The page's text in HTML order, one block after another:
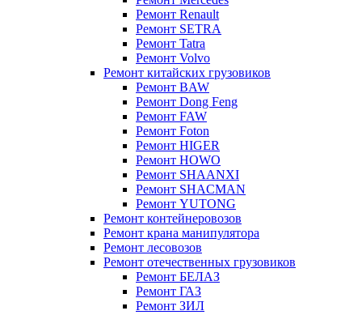
Ремонт Renault
Ремонт SETRA
Ремонт Tatra
Ремонт Volvo
Ремонт китайских грузовиков
Ремонт BAW
Ремонт Dong Feng
Ремонт FAW
Ремонт Foton
Ремонт HIGER
Ремонт HOWO
Ремонт SHAANXI
Ремонт SHACMAN
Ремонт YUTONG
Ремонт контейнеровозов
Ремонт крана манипулятора
Ремонт лесовозов
Ремонт отечественных грузовиков
Ремонт БЕЛАЗ
Ремонт ГАЗ
Ремонт ЗИЛ